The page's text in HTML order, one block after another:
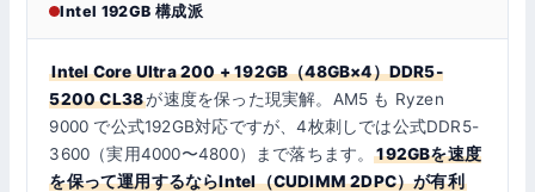
Intel 192GB 構成派
Intel Core Ultra 200 + 192GB（48GB×4）DDR5-
5200 CL38が速度を保った現実解。AM5 も Ryzen
9000 で公式192GB対応ですが、4枚刺しでは公式DDR5-
3600（実用4000〜4800）まで落ちます。192GBを速度
を保って運用するならIntel（CUDIMM 2DPC）が有利